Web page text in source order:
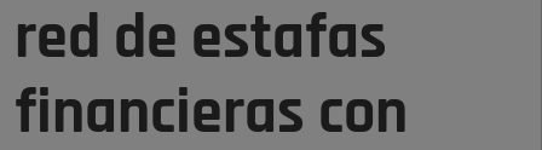
red de estafas
financieras con